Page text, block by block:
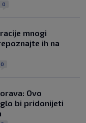
0
mnogi
ih na
0
Ovo
bi pridonijeti